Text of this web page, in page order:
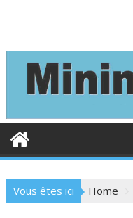
o
t
Vous êtes ici Home